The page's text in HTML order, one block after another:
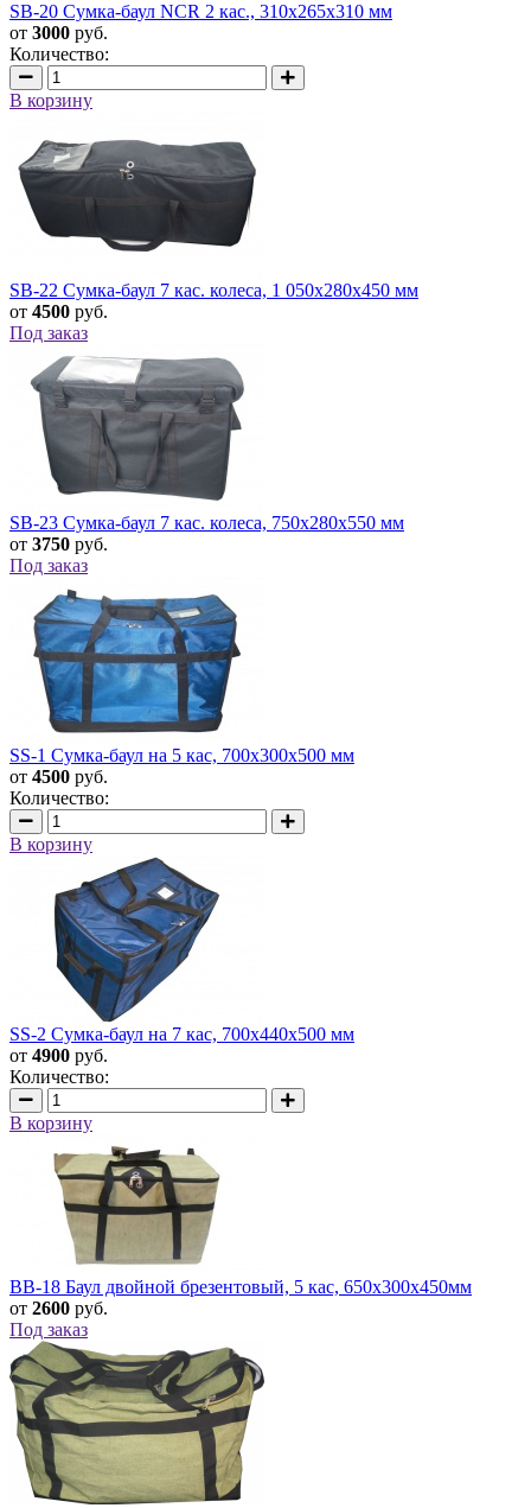
SB-20 Сумка-баул NCR 2 кас., 310х265х310 мм
от 3000 руб.
Количество:
В корзину
SB-22 Сумка-баул 7 кас. колеса, 1 050х280х450 мм
от 4500 руб.
Под заказ
SB-23 Сумка-баул 7 кас. колеса, 750х280х550 мм
от 3750 руб.
Под заказ
SS-1 Сумка-баул на 5 кас, 700х300х500 мм
от 4500 руб.
Количество:
В корзину
SS-2 Сумка-баул на 7 кас, 700х440х500 мм
от 4900 руб.
Количество:
В корзину
BB-18 Баул двойной брезентовый, 5 кас, 650х300х450мм
от 2600 руб.
Под заказ